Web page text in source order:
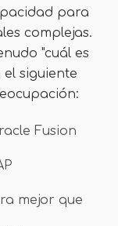
para
complejas.
"cuál es
siguiente
Fusion
mejor que